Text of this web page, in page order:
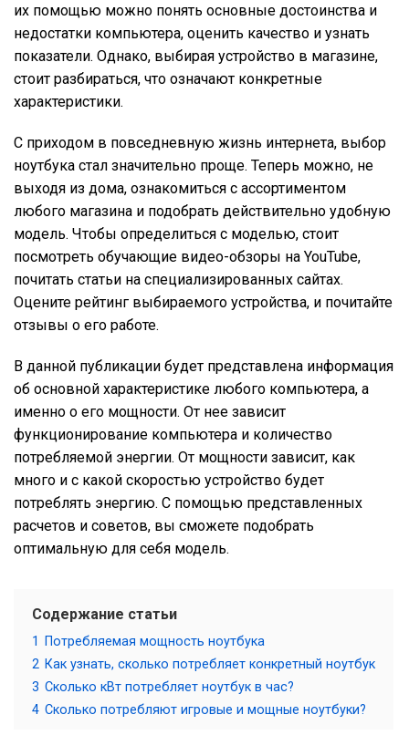
их помощью можно понять основные достоинства и
недостатки компьютера, оценить качество и узнать
показатели. Однако, выбирая устройство в магазине,
стоит разбираться, что означают конкретные
характеристики.
С приходом в повседневную жизнь интернета, выбор
ноутбука стал значительно проще. Теперь можно, не
выходя из дома, ознакомиться с ассортиментом
любого магазина и подобрать действительно удобную
модель. Чтобы определиться с моделью, стоит
посмотреть обучающие видео-обзоры на YouTube,
почитать статьи на специализированных сайтах.
Оцените рейтинг выбираемого устройства, и почитайте
отзывы о его работе.
В данной публикации будет представлена информация
об основной характеристике любого компьютера, а
именно о его мощности. От нее зависит
функционирование компьютера и количество
потребляемой энергии. От мощности зависит, как
много и с какой скоростью устройство будет
потреблять энергию. С помощью представленных
расчетов и советов, вы сможете подобрать
оптимальную для себя модель.
Содержание статьи
1
Потребляемая мощность ноутбука
2 Как узнать, сколько потребляет конкретный ноутбук
3 Сколько кВт потребляет ноутбук в час?
4 Сколько потребляют игровые и мощные ноутбуки?